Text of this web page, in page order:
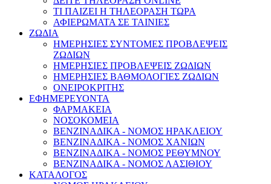
ΤΙ ΠΑΙΖΕΙ Η ΤΗΛΕΟΡΑΣΗ ΤΩΡΑ
ΑΦΙΕΡΩΜΑΤΑ ΣΕ ΤΑΙΝΙΕΣ
ΖΩΔΙΑ
ΗΜΕΡΗΣΙΕΣ ΣΥΝΤΟΜΕΣ ΠΡΟΒΛΕΨΕΙΣ
ΖΩΔΙΩΝ
ΗΜΕΡΗΣΙΕΣ ΠΡΟΒΛΕΨΕΙΣ ΖΩΔΙΩΝ
ΗΜΕΡΗΣΙΕΣ ΒΑΘΜΟΛΟΓΙΕΣ ΖΩΔΙΩΝ
ΟΝΕΙΡΟΚΡΙΤΗΣ
ΕΦΗΜΕΡΕΥΟΝΤΑ
ΦΑΡΜΑΚΕΙΑ
ΝΟΣΟΚΟΜΕΙΑ
ΒΕΝΖΙΝΑΔΙΚΑ - ΝΟΜΟΣ ΗΡΑΚΛΕΙΟΥ
ΒΕΝΖΙΝΑΔΙΚΑ - ΝΟΜΟΣ ΧΑΝΙΩΝ
ΒΕΝΖΙΝΑΔΙΚΑ - ΝΟΜΟΣ ΡΕΘΥΜΝΟΥ
ΒΕΝΖΙΝΑΔΙΚΑ - ΝΟΜΟΣ ΛΑΣΙΘΙΟΥ
ΚΑΤΑΛΟΓΟΣ